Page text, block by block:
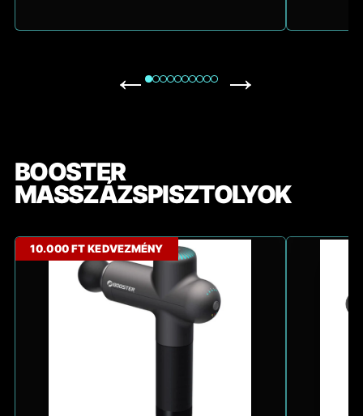
← →
BOOSTER
MASSZÁZSPISZTOLYOK
10.000 FT KEDVEZMÉNY